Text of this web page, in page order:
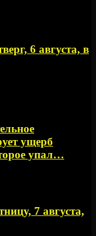
6 августа, в
ущерб
упал…
7 августа,